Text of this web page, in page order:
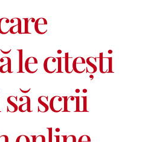
le citești
scrii